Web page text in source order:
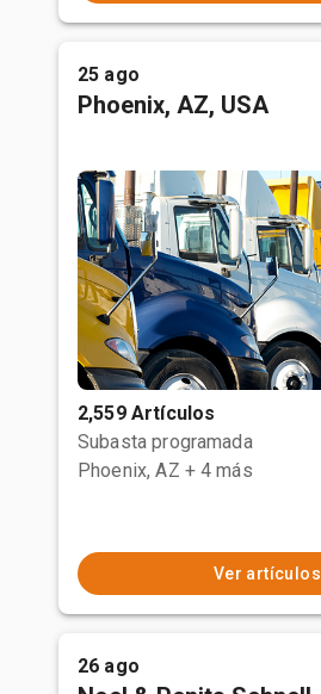
25 ago
Phoenix, AZ, USA
2,559 Artículos
Subasta programada
Phoenix, AZ + 4 más
Ver artículos
26 ago